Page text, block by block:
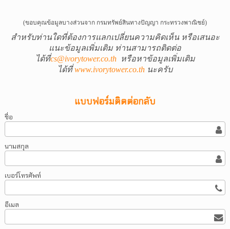
(ขอบคุณข้อมูลบางส่วนจาก กรมทรัพย์สินทางปัญญา กระทรวงพาณิชย์)
สำหรับท่านใดที่ต้องการแลกเปลี่ยนความคิดเห็น หรือเสนอะ
แนะข้อมูลเพิ่มเติม ท่านสามารถติดต่อ
ได้ที่cs@ivorytower.co.thหรือหาข้อมูลเพิ่มเติม
ได้ที่www.ivorytower.co.th นะครับ
แบบฟอร์มติดต่อกลับ
ชื่อ
นามสกุล
เบอร์โทรศัพท์
อีเมล